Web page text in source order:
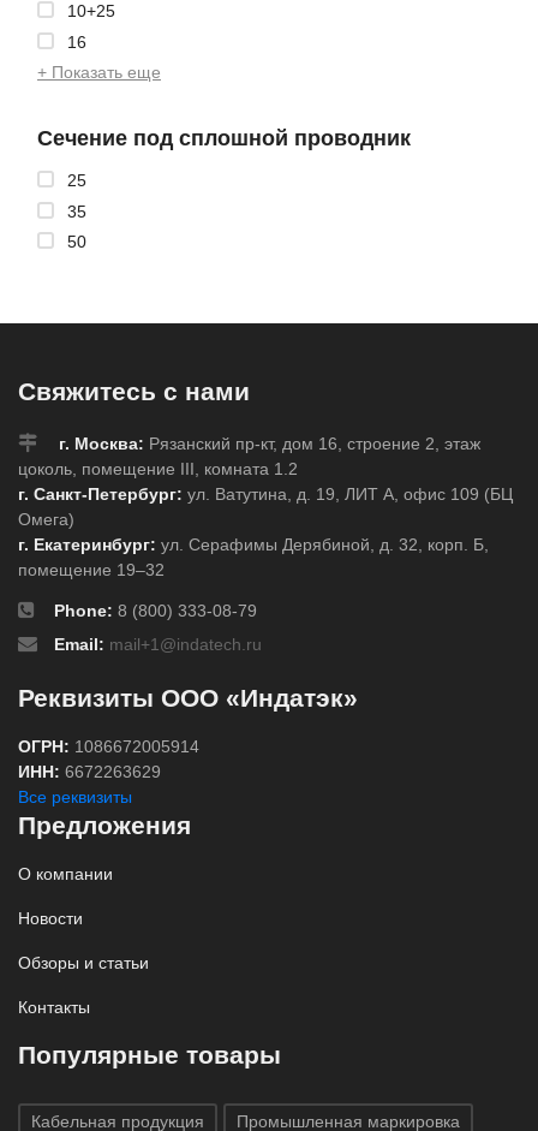
10+25
16
+ Показать еще
Сечение под сплошной проводник
25
35
50
Свяжитесь с нами
г. Москва: Рязанский пр-кт, дом 16, строение 2, этаж
цоколь, помещение III, комната 1.2
г. Санкт-Петербург: ул. Ватутина, д. 19, ЛИТ А, офис 109 (БЦ
Омега)
г. Екатеринбург: ул. Серафимы Дерябиной, д. 32, корп. Б,
помещение 19–32
Phone: 8 (800) 333-08-79
Email: mail+1@indatech.ru
Реквизиты ООО «Индатэк»
ОГРН: 1086672005914
ИНН: 6672263629
Все реквизиты
Предложения
О компании
Новости
Обзоры и статьи
Контакты
Популярные товары
Кабельная продукция Промышленная маркировка